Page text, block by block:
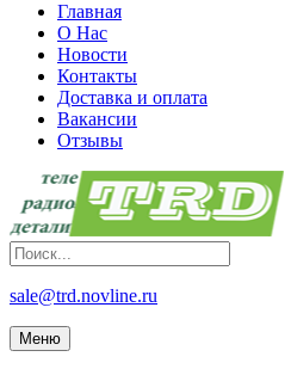
Главная
О Нас
Новости
Контакты
Доставка и оплата
Вакансии
Отзывы
sale@trd.novline.ru
Меню